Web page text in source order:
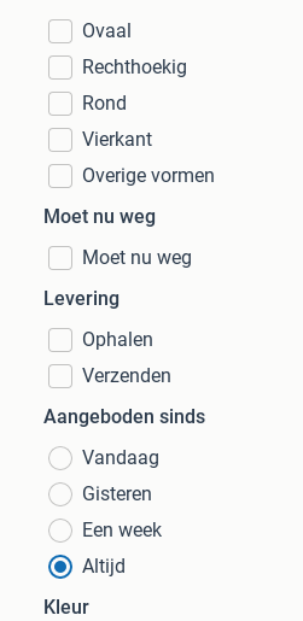
Ovaal
Rechthoekig
Rond
Vierkant
Overige vormen
Moet nu weg
Moet nu weg
Levering
Ophalen
Verzenden
Aangeboden sinds
Vandaag
Gisteren
Een week
Altijd
Kleur